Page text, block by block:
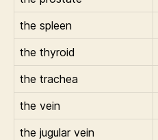
the spleen
the thyroid
the trachea
the vein
the jugular vein